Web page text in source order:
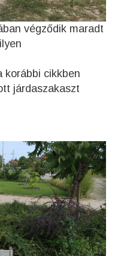
végződik maradt
korábbi cikkben
járdaszakaszt